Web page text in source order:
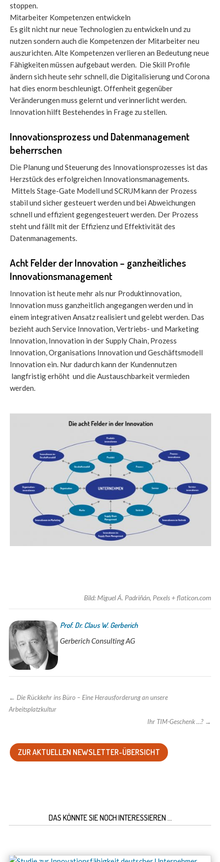
stoppen.
Mitarbeiter Kompetenzen entwickeln
Es gilt nicht nur neue Technologien zu entwickeln und zu
nutzen sondern auch die Kompetenzen der Mitarbeiter neu
auszurichten. Alte Kompetenzen verlieren an Bedeutung neue
Fähigkeiten müssen aufgebaut werden. Die Skill Profile
ändern sich heute sehr schnell, die Digitalisierung und Corona
hat dies enorm beschleunigt. Offenheit gegenüber
Veränderungen muss gelernt und verinnerlicht werden.
Innovation hilft Bestehendes in Frage zu stellen.
Innovationsprozess und Datenmanagement
beherrschen
Die Planung und Steuerung des Innovationsprozesses ist das
Herzstück des erfolgreichen Innovationsmanagements.
Mittels Stage-Gate Modell und SCRUM kann der Prozess
stabil und sicher gesteuert werden und bei Abweichungen
schnell und effizient gegengesteuert werden. Der Prozess
steht und fällt mit der Effizienz und Effektivität des
Datenmanagements.
Acht Felder der Innovation – ganzheitliches
Innovationsmanagement
Innovation ist heute mehr als nur Produktinnovation,
Innovation muss ganzheitlich angegangen werden und in
einem integrativen Ansatz realisiert und gelebt werden. Das
bezieht auch Service Innovation, Vertriebs- und Marketing
Innovation, Innovation in der Supply Chain, Prozess
Innovation, Organisations Innovation und Geschäftsmodell
Innovation ein. Nur dadurch kann der Kundennutzen
langfristig erhöht und die Austauschbarkeit vermieden
werden.
Bild: Miguel Á. Padriñán, Pexels + flaticon.com
Prof. Dr. Claus W. Gerberich
Gerberich Consulting AG
← Die Rückkehr ins Büro – Eine Herausforderung an unsere
Arbeitsplatzkultur
Ihr TIM-Geschenk …? →
ZUR AKTUELLEN NEWSLETTER-ÜBERSICHT
DAS KÖNNTE SIE NOCH INTERESSIEREN …